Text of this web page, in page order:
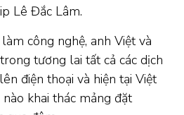
Lê Đắc Lâm.
công nghệ, anh Việt và
tương lai tất cả các dịch
điện thoại và hiện tại Việt
khai thác mảng đặt